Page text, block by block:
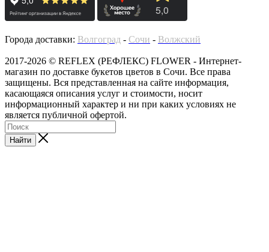
Города доставки: Волгоград - Сочи - Волжский
2017-2026 © REFLEX (РЕФЛЕКС) FLOWER - Интернет-
магазин по доставке букетов цветов в Сочи. Все права
защищены. Вся представленная на сайте информация,
касающаяся описания услуг и стоимости, носит
информационный характер и ни при каких условиях не
является публичной офертой.
Найти